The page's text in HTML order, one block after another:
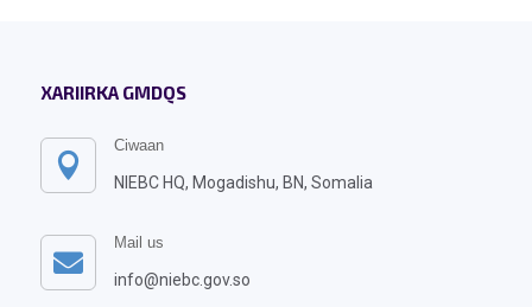
XARIIRKA GMDQS

Ciwaan
NIEBC HQ, Mogadishu, BN, Somalia

Mail us
info@niebc.gov.so